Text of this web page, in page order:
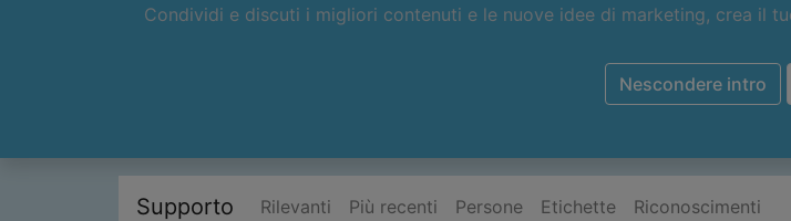
Condividi e discuti i migliori contenuti e le nuove idee di marketing, crea il
Nescondere intro
Supporto Rilevanti Più recenti Persone Etichette Riconoscimenti